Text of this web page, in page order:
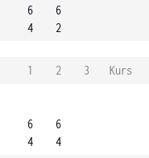
6
4
6
2
1 2 3
Kurs
6
4
6
4